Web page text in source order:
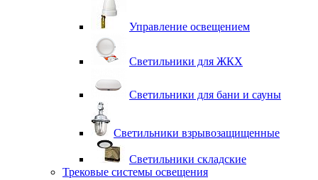
Управление освещением
Светильники для ЖКХ
Светильники для бани и сауны
Светильники взрывозащищенные
Светильники складские
Трековые системы освещения